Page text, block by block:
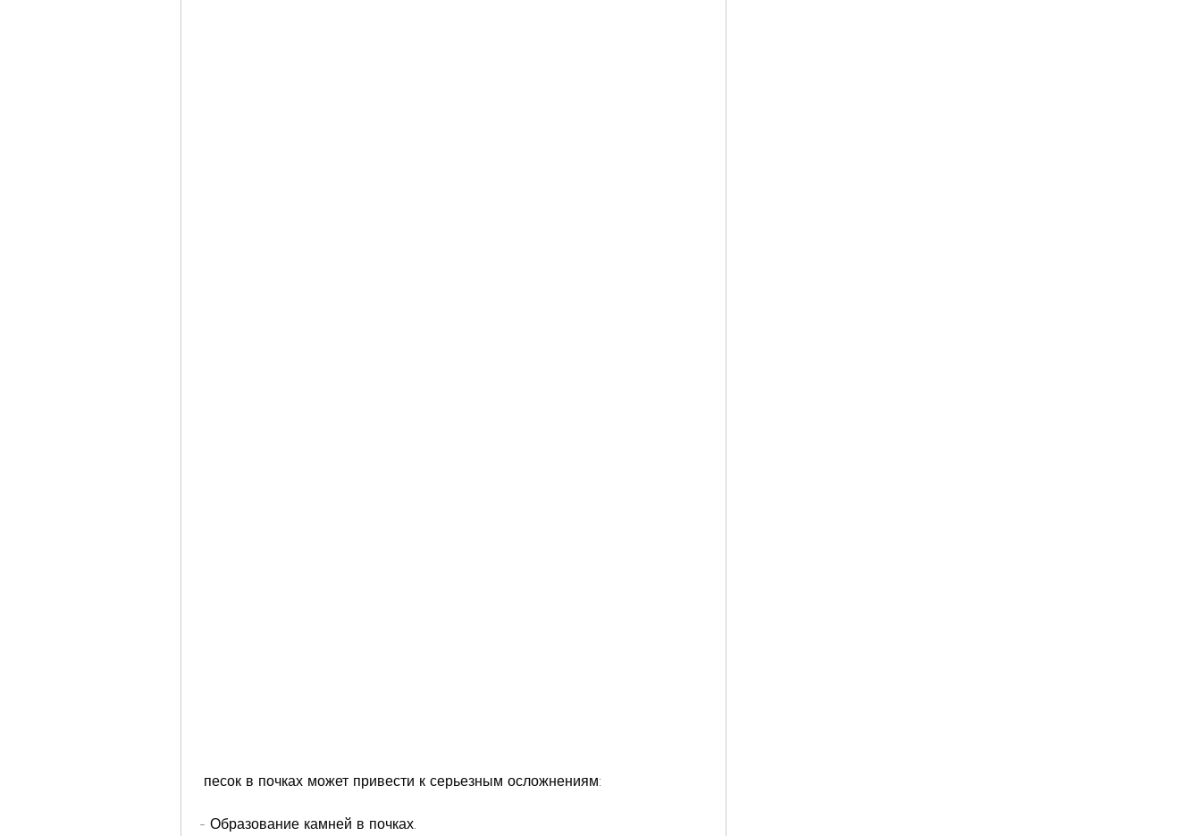
песок в почках может привести к серьезным осложнениям:
- Образование камней в почках.